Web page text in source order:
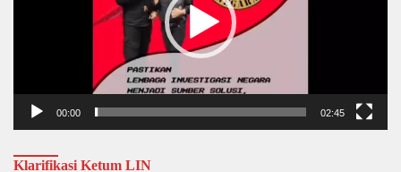
00:00 02:45
Klarifikasi Ketum LIN